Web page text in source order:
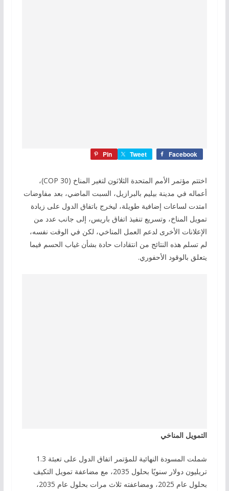
Facebook
Tweet
Pin
اختتم مؤتمر الأمم المتحدة الثلاثون لتغير المناخ (COP 30)،
أعماله في مدينة بيليم بالبرازيل، السبت الماضي، بعد مفاوضات
امتدت لساعات إضافية طويلة، ليخرج باتفاق الدول على زيادة
تمويل المناخ، وتسريع تنفيذ اتفاق باريس، إلى جانب عدد من
الإعلانات الأخرى لدعم العمل المناخي، لكن في الوقت نفسه،
لم تسلم هذه النتائج من انتقادات حادة بشأن غياب الحسم فيما
يتعلق بالوقود الأحفوري.
التمويل المناخي
شملت المسودة النهائية للمؤتمر اتفاق الدول على تعبئة 1.3
تريليون دولار سنويًا بحلول 2035، مع مضاعفة تمويل التكيف
بحلول عام 2025، ومضاعفته ثلاث مرات بحلول عام 2035،